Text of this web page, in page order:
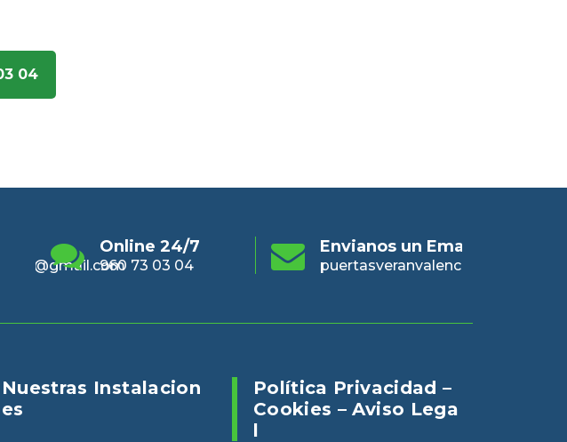
04
Envianos un Email
puertasveranvalencia@gmail.com
Online 24/7
960 73 03 04
Nuestras Instalacion
Es
Política Privacidad –
Cookies – Aviso Lega
L